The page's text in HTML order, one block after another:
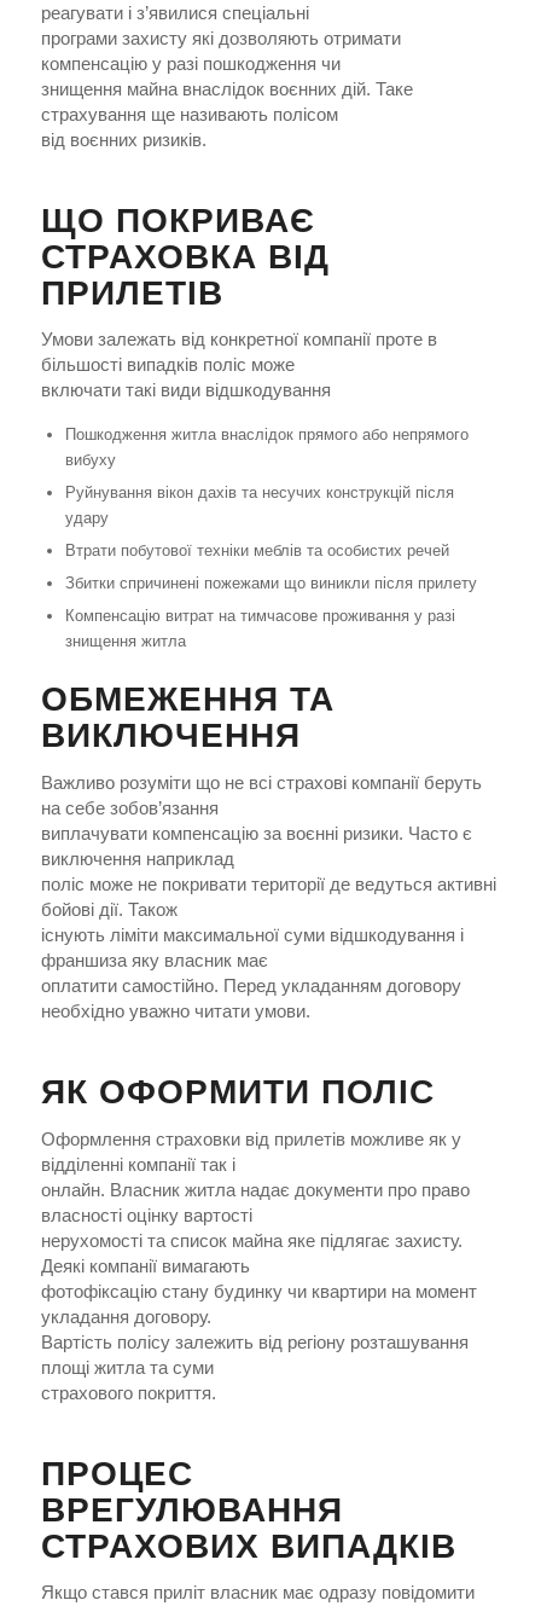
реагувати і з’явилися спеціальні
програми захисту які дозволяють отримати
компенсацію у разі пошкодження чи
знищення майна внаслідок воєнних дій. Таке
страхування ще називають полісом
від воєнних ризиків.
ЩО ПОКРИВАЄ
СТРАХОВКА ВІД
ПРИЛЕТІВ
Умови залежать від конкретної компанії проте в
більшості випадків поліс може
включати такі види відшкодування
Пошкодження житла внаслідок прямого або непрямого
вибуху
Руйнування вікон дахів та несучих конструкцій після
удару
Втрати побутової техніки меблів та особистих речей
Збитки спричинені пожежами що виникли після прилету
Компенсацію витрат на тимчасове проживання у разі
знищення житла
ОБМЕЖЕННЯ ТА
ВИКЛЮЧЕННЯ
Важливо розуміти що не всі страхові компанії беруть
на себе зобов’язання
виплачувати компенсацію за воєнні ризики. Часто є
виключення наприклад
поліс може не покривати території де ведуться активні
бойові дії. Також
існують ліміти максимальної суми відшкодування і
франшиза яку власник має
оплатити самостійно. Перед укладанням договору
необхідно уважно читати умови.
ЯК ОФОРМИТИ ПОЛІС
Оформлення страховки від прилетів можливе як у
відділенні компанії так і
онлайн. Власник житла надає документи про право
власності оцінку вартості
нерухомості та список майна яке підлягає захисту.
Деякі компанії вимагають
фотофіксацію стану будинку чи квартири на момент
укладання договору.
Вартість полісу залежить від регіону розташування
площі житла та суми
страхового покриття.
ПРОЦЕС
ВРЕГУЛЮВАННЯ
СТРАХОВИХ ВИПАДКІВ
Якщо стався приліт власник має одразу повідомити